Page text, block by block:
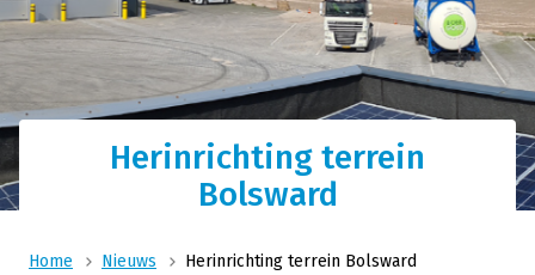
Herinrichting terrein
Bolsward
Home Nieuws Herinrichting terrein Bolsward